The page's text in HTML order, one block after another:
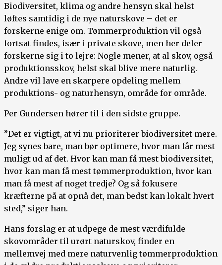
Biodiversitet, klima og andre hensyn skal helst
løftes samtidig i de nye naturskove – det er
forskerne enige om. Tømmerproduktion vil også
fortsat findes, især i private skove, men her deler
forskerne sig i to lejre: Nogle mener, at al skov, også
produktionsskov, helst skal blive mere naturlig.
Andre vil lave en skarpere opdeling mellem
produktions- og naturhensyn, område for område.
Per Gundersen hører til i den sidste gruppe.
”Det er vigtigt, at vi nu prioriterer biodiversitet mere.
Jeg synes bare, man bør optimere, hvor man får mest
muligt ud af det. Hvor kan man få mest biodiversitet,
hvor kan man få mest tømmerproduktion, hvor kan
man få mest af noget tredje? Og så fokusere
kræfterne på at opnå det, man bedst kan lokalt hvert
sted,” siger han.
Hans forslag er at udpege de mest værdifulde
skovområder til urørt naturskov, finder en
mellemvej med mere naturvenlig tømmerproduktion